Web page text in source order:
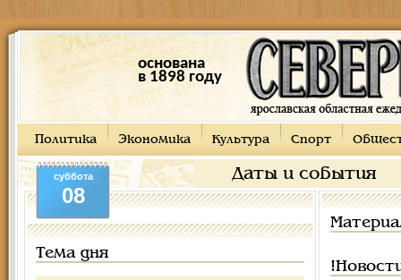
основана
в 1898 году
Политика Экономика Культура Спорт
Даты и события
суббота
08
Тема дня